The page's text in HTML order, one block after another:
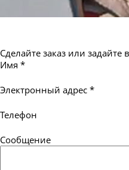
Сделайте заказ или задайте
Имя *
Электронный адрес *
Телефон
Сообщение